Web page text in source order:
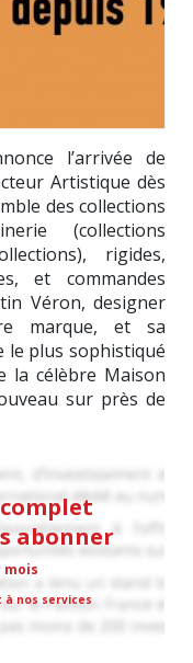
l’arrivée de
Artistique dès
des collections
(collections
rigides,
et commandes
Véron, designer
marque, et sa
le plus sophistiqué
la célèbre Maison
sur près de
abonner
mois
nos services